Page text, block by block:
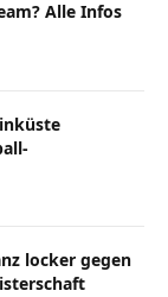
Alle Infos
locker gegen